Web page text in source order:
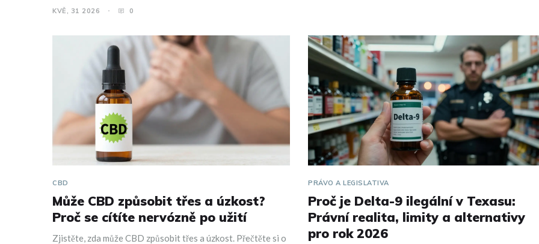
KVĚ, 31 2026 0
CBD
Může CBD způsobit třes a úzkost?
Proč se cítíte nervózně po užití
Zjistěte, zda může CBD způsobit třes a úzkost. Přečtěte si o
PRÁVO A LEGISLATIVA
Proč je Delta-9 ilegální v Texasu:
Právní realita, limity a alternativy
pro rok 2026